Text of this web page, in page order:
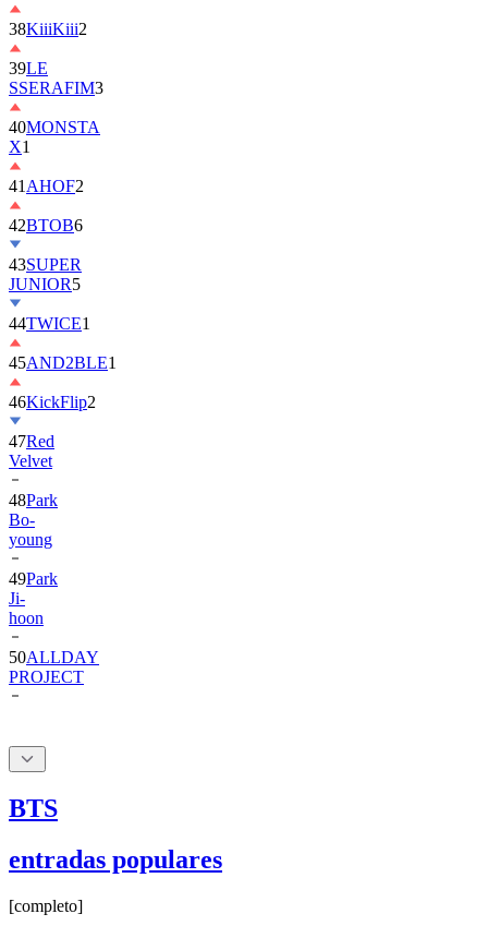
39LE
SSERAFIM
40MONSTA
X
41AHOF
42 BTOB6
43SUPER
JUNIOR
44TWICE
45AND2BLE
46KickFlip2
47Red
Velvet
48Park
Bo-
young
49Park
Ji-
hoon
50ALLDAY
PROJECT
BTS
entradas populares
[completo]